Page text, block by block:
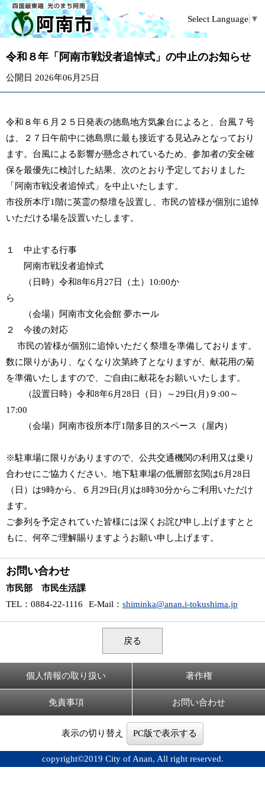
Select Language ▼
令和８年「阿南市戦没者追悼式」の中止のお知らせ
公開日 2026年06月25日
令和８年６月２５日発表の徳島地方気象台によると、台風７号
は、２７日午前中に徳島県に最も接近する見込みとなっており
ます。台風による影響が懸念されているため、参加者の安全確
保を最優先に検討した結果、次のとおり予定しておりました
「阿南市戦没者追悼式」を中止いたします。
市役所本庁1階に英霊の祭壇を設置し、市民の皆様が個別に追悼
いただける場を設置いたします。
１ 中止する行事
阿南市戦没者追悼式
（日時）令和8年6月27日（土）10:00か
ら
（会場）阿南市文化会館 夢ホール
２ 今後の対応
市民の皆様が個別に追悼いただく祭壇を準備しております。
数に限りがあり、なくなり次第終了となりますが、献花用の菊
を準備いたしますので、ご自由に献花をお願いいたします。
（設置日時）令和8年6月28日（日）～29日(月)９:00～
17:00
（会場）阿南市役所本庁1階多目的スペース（屋内）
※駐車場に限りがありますので、公共交通機関の利用又は乗り
合わせにご協力ください。地下駐車場の低層部玄関は6月28日
（日）は9時から、６月29日(月)は8時30分からご利用いただけ
ます。
ご参列を予定されていた皆様には深くお詫び申し上げますとと
もに、何卒ご理解賜りますようお願い申し上げます。
お問い合わせ
市民部 市民生活課
TEL ：0884-22-1116 E-Mail ： shiminka@anan.i-tokushima.jp
戻る
個人情報の取り扱い 著作権
免責事項 お問い合わせ
表示の切り替え PC版で表示する
copyright©2019 City of Anan, All right reserved.